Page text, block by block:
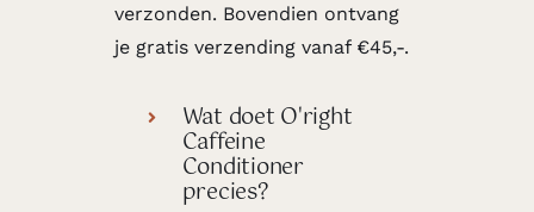
verzonden. Bovendien ontvang
je gratis verzending vanaf €45,-.
Wat doet O'right
Caffeine
Conditioner
precies?